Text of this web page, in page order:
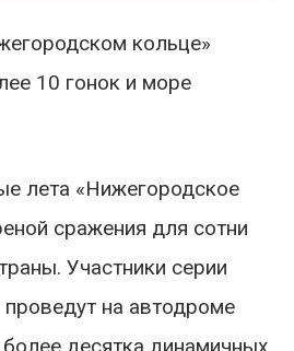
кольце»
10 гонок и море
лета «Нижегородское
сражения для сотни
Участники серии
на автодроме